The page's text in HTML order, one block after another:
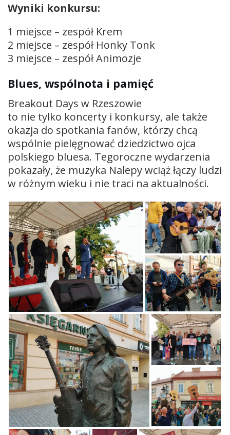
Wyniki konkursu:
1 miejsce – zespół Krem
2 miejsce – zespół Honky Tonk
3 miejsce – zespół Animozje
Blues, wspólnota i pamięć
Breakout Days w Rzeszowie
to nie tylko koncerty i konkursy, ale także
okazja do spotkania fanów, którzy chcą
wspólnie pielęgnować dziedzictwo ojca
polskiego bluesa. Tegoroczne wydarzenia
pokazały, że muzyka Nalepy wciąż łączy ludzi
w różnym wieku i nie traci na aktualności.